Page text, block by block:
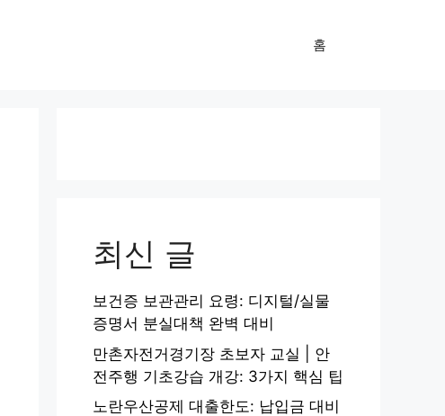
홈
최신 글
보건증 보관관리 요령: 디지털/실물
증명서 분실대책 완벽 대비
만촌자전거경기장 초보자 교실 | 안
전주행 기초강습 개강: 3가지 핵심 팁
노란우산공제 대출한도: 납입금 대비